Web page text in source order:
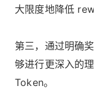
大限度地降低
第三，通过明确
够进行更深入的
Token。